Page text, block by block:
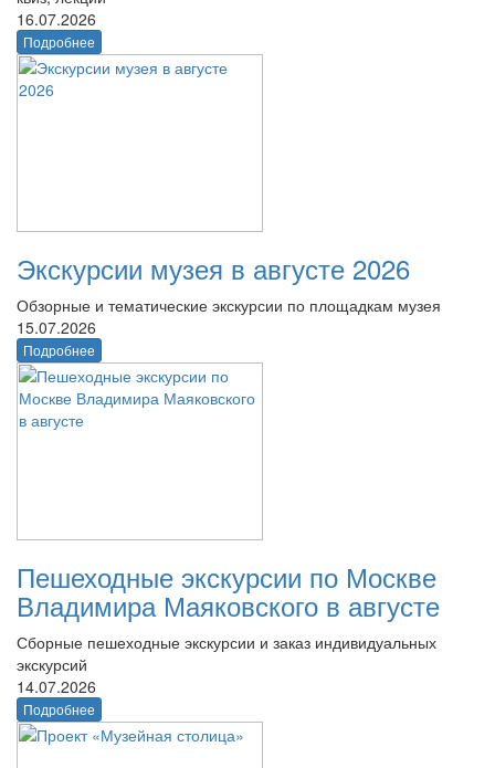
16.07.2026
Подробнее
Экскурсии музея в августе 2026
Обзорные и тематические экскурсии по площадкам музея
15.07.2026
Подробнее
Пешеходные экскурсии по Москве
Владимира Маяковского в августе
Сборные пешеходные экскурсии и заказ индивидуальных
экскурсий
14.07.2026
Подробнее